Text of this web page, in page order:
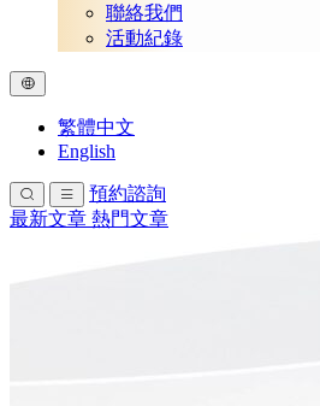
聯絡我們
活動紀錄
繁體中文
English
預約諮詢
最新文章 熱門文章